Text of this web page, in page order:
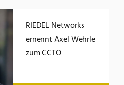
RIEDEL Networks
ernennt Axel Wehrle
zum CCTO